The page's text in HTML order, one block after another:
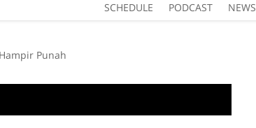
SCHEDULE PODCAST NEWS
Punah